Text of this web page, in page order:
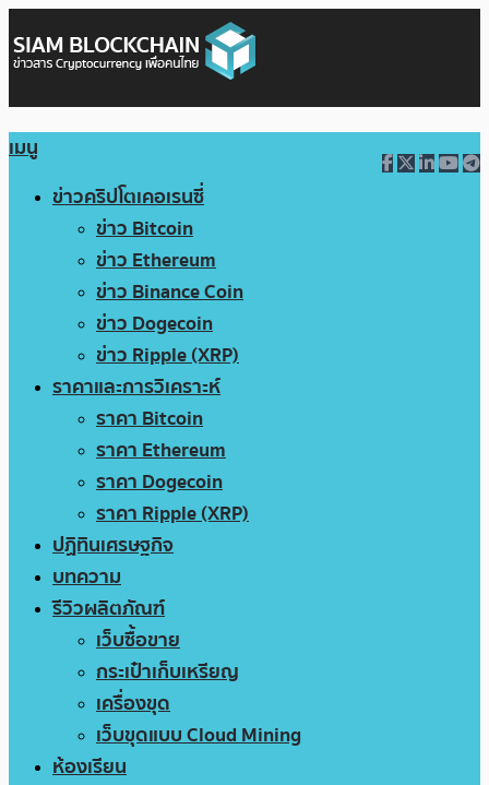
เมนู
ข่าวคริปโตเคอเรนซี่
ข่าว Bitcoin
ข่าว Ethereum
ข่าว Binance Coin
ข่าว Dogecoin
ข่าว Ripple (XRP)
ราคาและการวิเคราะห์
ราคา Bitcoin
ราคา Ethereum
ราคา Dogecoin
ราคา Ripple (XRP)
ปฏิทินเศรษฐกิจ
บทความ
รีวิวผลิตภัณฑ์
เว็บซื้อขาย
กระเป๋าเก็บเหรียญ
เครื่องขุด
เว็บขุดแบบ Cloud Mining
ห้องเรียน